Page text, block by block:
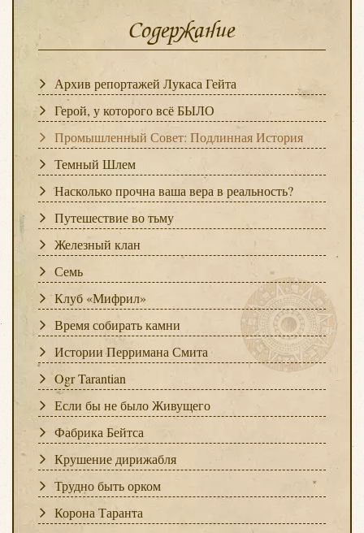
Содержание
Архив репортажей Лукаса Гейта
Герой, у которого всё БЫЛО
Промышленный Совет: Подлинная История
Темный Шлем
Насколько прочна ваша вера в реальность?
Путешествие во тьму
Железный клан
Семь
Клуб «Мифрил»
Время собирать камни
Истории Перримана Смита
Ogr Tarantian
Если бы не было Живущего
Фабрика Бейтса
Крушение дирижабля
Трудно быть орком
Корона Таранта